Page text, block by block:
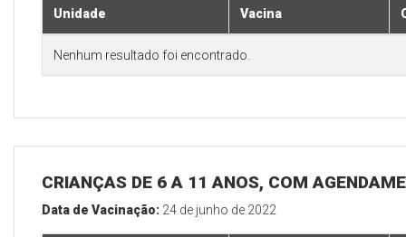
Unidade Vacina
Nenhum resultado foi encontrado.
CRIANÇAS DE 6 A 11 ANOS, COM
Data de Vacinação: 24 de junho de 2022